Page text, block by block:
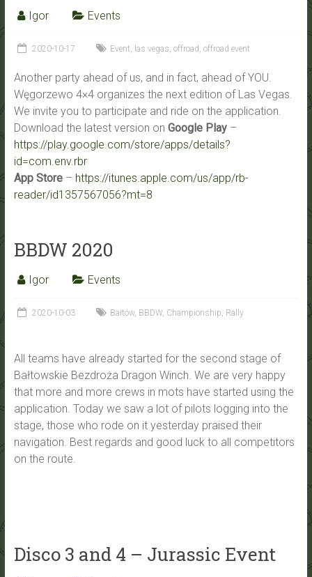
Igor Events
2020-10-17 Event, las vegas, offroad , offroad event
Another party ahead of us, and in fact, ahead of YOU.
Węgorzewo 4×4 organizes the next edition of Las Vegas.
We invite you to participate and ride on the application.
Download the latest version on Google Play–
https://play.google.com/store/apps/details?
id=com.env.rbr
App Store– https://itunes.apple.com/us/app/rb-
reader/id1357567056?mt=8
BBDW 2020
Igor Events
2020-10-03 Bałtów, BBDW, Championship, Rally
All teams have already started for the second stage of
Bałtowskie Bezdroża Dragon Winch. We are very happy
that more and more crews in mots have started using the
application. Today we saw a lot of pilots logging into the
stage, those who rode on it yesterday praised their
navigation. Best regards and good luck to all competitors
on the route.
Disco 3 and 4 – Jurassic Event